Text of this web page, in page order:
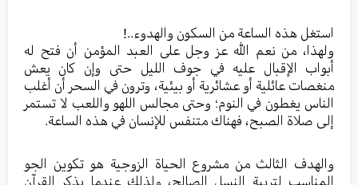
استغل هذه الساعة من السكون والهدوء..!
ولهذا، من نعم الله عز وجل على العبد المؤمن أن فتح له
أبواب الإقبال عليه في جوف الليل حتى وإن كان يعش
منغصات عائلية أو عشائرية أو بيئية، وترون في السحر أن أغلب
الناس يغطون في النوم؛ وحتى مجالس اللهو واللعب لا تستمر
إلى صلاة الصبح، فهناك متنفس للإنسان في هذه الساعة.
والهدف الثالث من مشروع الحياة الزوجية هو تكوين الجو
المناسب لتربية النسل الصالح، ولذلك عندما يذكر القرآن